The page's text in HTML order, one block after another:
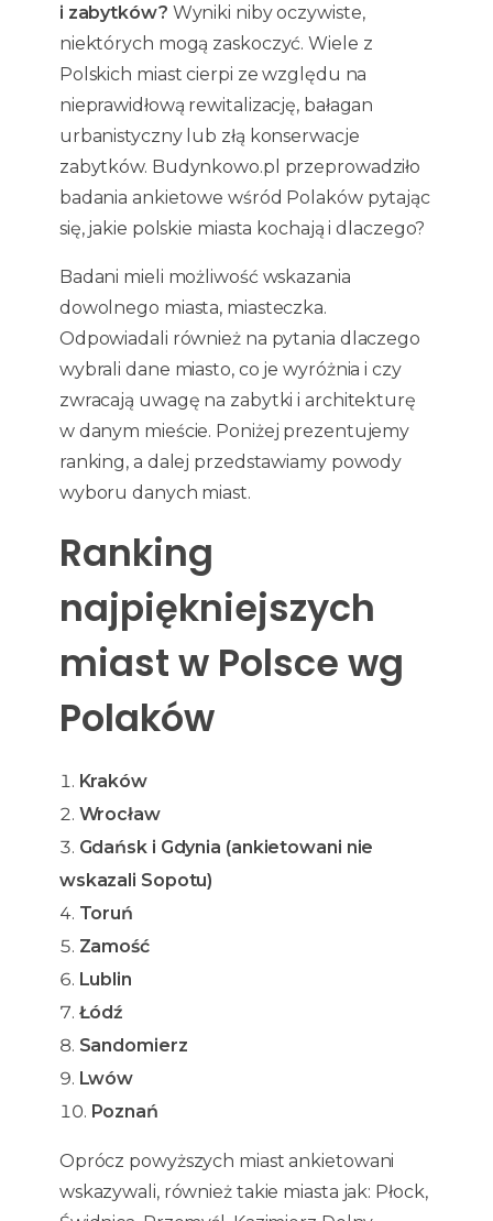
i zabytków? Wyniki niby oczywiste,
niektórych mogą zaskoczyć. Wiele z
Polskich miast cierpi ze względu na
nieprawidłową rewitalizację, bałagan
urbanistyczny lub złą konserwacje
zabytków. Budynkowo.pl przeprowadziło
badania ankietowe wśród Polaków pytając
się, jakie polskie miasta kochają i dlaczego?
Badani mieli możliwość wskazania
dowolnego miasta, miasteczka.
Odpowiadali również na pytania dlaczego
wybrali dane miasto, co je wyróżnia i czy
zwracają uwagę na zabytki i architekturę
w danym mieście. Poniżej prezentujemy
ranking, a dalej przedstawiamy powody
wyboru danych miast.
Ranking
najpiękniejszych
miast w Polsce wg
Polaków
Kraków
Wrocław
Gdańsk i Gdynia (ankietowani nie
wskazali Sopotu)
Toruń
Zamość
Lublin
Łódź
Sandomierz
Lwów
Poznań
Oprócz powyższych miast ankietowani
wskazywali, również takie miasta jak: Płock,